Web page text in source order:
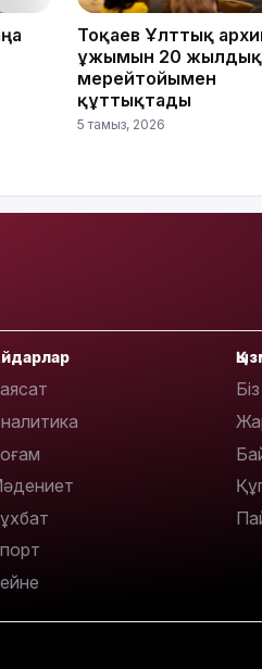
Тоқаев Ұлттық
ұжымын 20 жылдық
мерейтойымен
құттықтады
5 тамыз, 2026